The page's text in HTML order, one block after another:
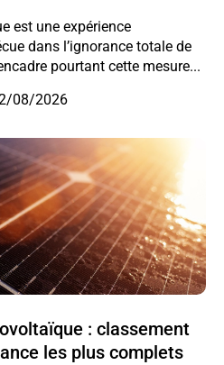
est une expérience
dans l’ignorance totale de
pourtant cette mesure...
08/2026
: classement
les plus complets